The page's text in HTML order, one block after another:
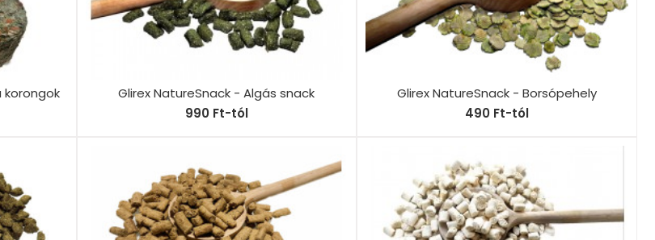
korongok
Glirex NatureSnack - Algás snack
990 Ft-tól
Glirex NatureSnack - Borsópehely
490 Ft-tól